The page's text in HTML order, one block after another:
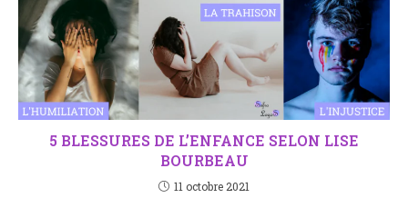
5 BLESSURES DE L’ENFANCE SELON LISE
BOURBEAU
11 octobre 2021